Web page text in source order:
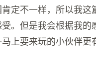
定不一样，所以我这
。但是我会根据我的
上要来玩的小伙伴更